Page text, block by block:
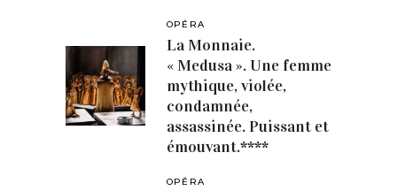
OPÉRA
La Monnaie.
« Medusa ». Une femme
mythique, violée,
condamnée,
assassinée. Puissant et
émouvant.****
OPÉRA